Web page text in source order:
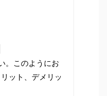
。このようにお
ット、デメリッ